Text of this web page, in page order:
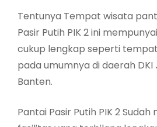
Tentunya Tempat wisata
Pasir Putih PIK 2 ini
cukup lengkap seperti
pada umumnya di daerah
Banten.
Pantai Pasir Putih PIK 2